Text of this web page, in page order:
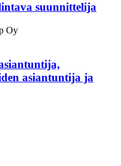
suunnittelija
Oy
asiantuntija ja